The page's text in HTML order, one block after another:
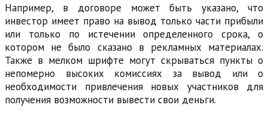
Например, в договоре может быть указано, что
инвестор имеет право на вывод только части прибыли
или только по истечении определенного срока, о
котором не было сказано в рекламных материалах.
Также в мелком шрифте могут скрываться пункты о
непомерно высоких комиссиях за вывод или о
необходимости привлечения новых участников для
получения возможности вывести свои деньги.